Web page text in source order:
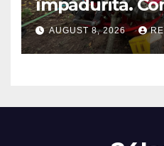
împădurită.
unui tractor
prin efortul
echipajelor de
AUGUST 8, 2026